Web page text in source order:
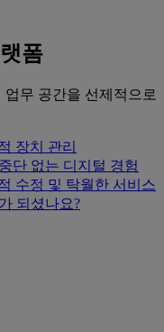
폼
무 공간을 선제적으로
장치 관리
단 없는 디지털 경험
수정 및 탁월한 서비스
되셨나요?